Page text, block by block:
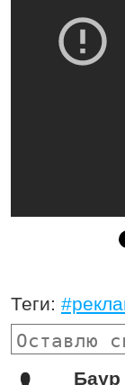
Теги:
Баур